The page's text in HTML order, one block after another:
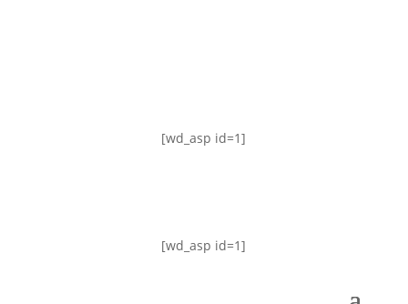
[wd_asp id=1]
[wd_asp id=1]